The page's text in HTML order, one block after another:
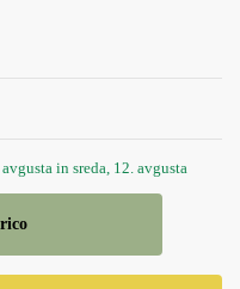
in sreda, 12. avgusta